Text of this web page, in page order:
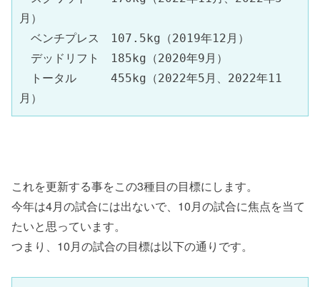
月）
ベンチプレス　107.5kg（2019年12月）
デッドリフト　185kg（2020年9月）
トータル　　　455kg（2022年5月、2022年11
月）
これを更新する事をこの3種目の目標にします。
今年は4月の試合には出ないで、10月の試合に焦点を当て
たいと思っています。
つまり、10月の試合の目標は以下の通りです。